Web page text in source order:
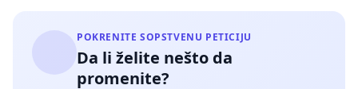
POKRENITE SOPSTVENU PETICIJU
Da li želite nešto da
promenite?